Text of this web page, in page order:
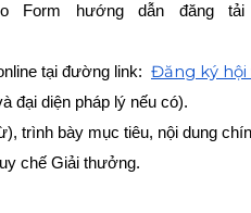
Form hướng dẫn đăng
tại đường link: Đăng ký hội
đại diện pháp lý nếu có).
trình bày mục tiêu, nội dung
chế Giải thưởng.